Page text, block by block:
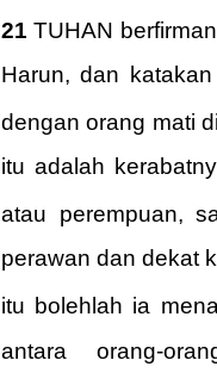
21 TUHAN
Harun, dan
dengan orang mati
itu adalah
atau perempuan,
perawan dan dekat
itu bolehlah ia
antara orang-